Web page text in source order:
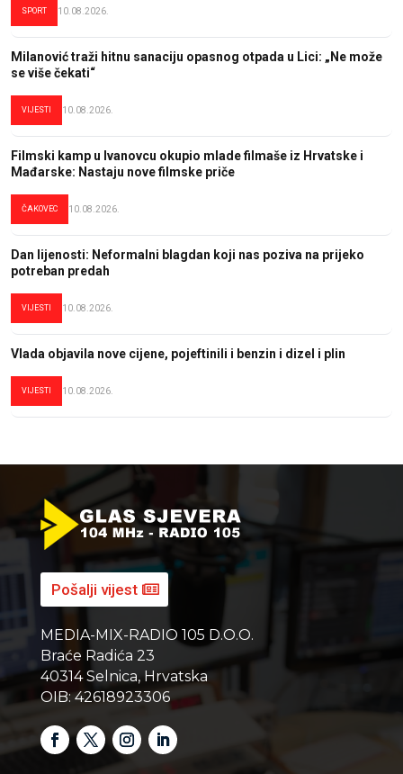
SPORT 10.08.2026.
Milanović traži hitnu sanaciju opasnog otpada u Lici: „Ne može
se više čekati“
VIJESTI 10.08.2026.
Filmski kamp u Ivanovcu okupio mlade filmaše iz Hrvatske i
Mađarske: Nastaju nove filmske priče
ČAKOVEC 10.08.2026.
Dan lijenosti: Neformalni blagdan koji nas poziva na prijeko
potreban predah
VIJESTI 10.08.2026.
Vlada objavila nove cijene, pojeftinili i benzin i dizel i plin
VIJESTI 10.08.2026.
Pošalji vijest
MEDIA-MIX-RADIO 105 D.O.O.
Braće Radića 23
40314 Selnica, Hrvatska
OIB: 42618923306